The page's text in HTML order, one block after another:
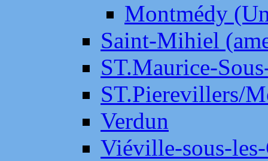
Montmédy
Saint-Mihiel
ST.Maurice-
ST.Pierevillers/
Verdun
Viéville-sous-